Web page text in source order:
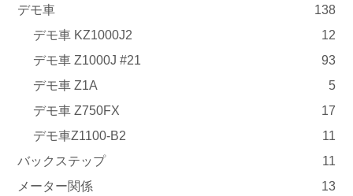
デモ車
138
デモ車 KZ1000J2
12
デモ車 Z1000J #21
93
デモ車 Z1A
5
デモ車 Z750FX
17
デモ車Z1100-B2
11
バックステップ
11
メーター関係
13